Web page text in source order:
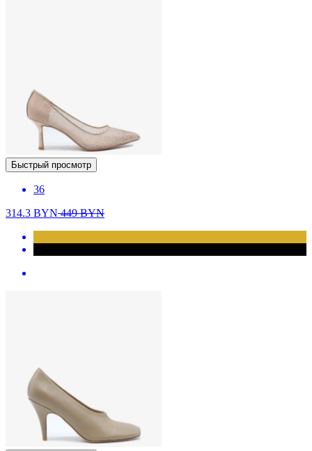
Быстрый просмотр
36
314.3 BYN449BYN